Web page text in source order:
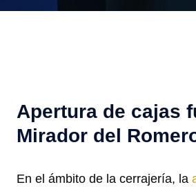
Apertura de cajas
Mirador del
En el ámbito de la cerrajería, la